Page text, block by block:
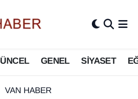
GENEL SİYASET
VAN HABER